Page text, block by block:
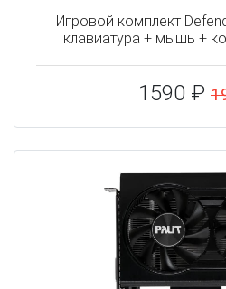
Игровой комплект
клавиатура + мышь +
1590 ₽